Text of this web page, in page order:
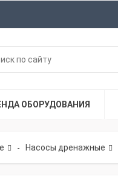
ОБОРУДОВАНИЯ
- Насосы дренажные